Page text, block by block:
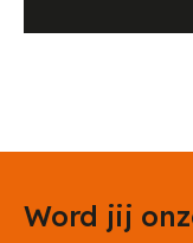
Word jij